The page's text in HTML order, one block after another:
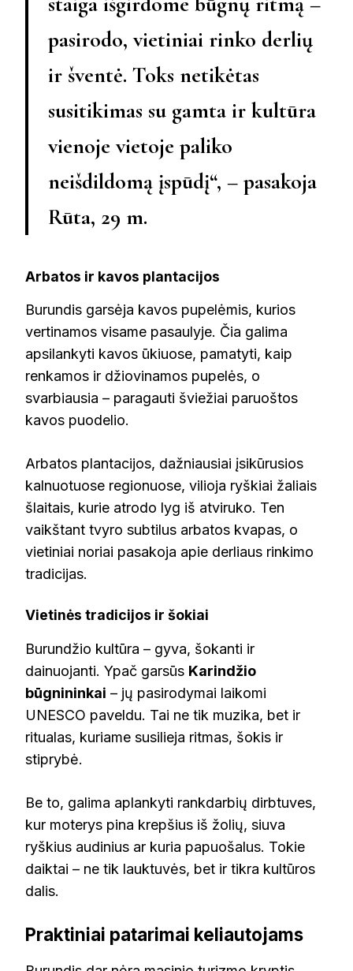
pasirodo, vietiniai rinko derlių
ir šventė. Toks netikėtas
susitikimas su gamta ir kultūra
vienoje vietoje paliko
neišdildomą įspūdį“, – pasakoja
Rūta, 29 m.
Arbatos ir kavos plantacijos
Burundis garsėja kavos pupelėmis, kurios
vertinamos visame pasaulyje. Čia galima
apsilankyti kavos ūkiuose, pamatyti, kaip
renkamos ir džiovinamos pupelės, o
svarbiausia – paragauti šviežiai paruoštos
kavos puodelio.
Arbatos plantacijos, dažniausiai įsikūrusios
kalnuotuose regionuose, vilioja ryškiai žaliais
šlaitais, kurie atrodo lyg iš atviruko. Ten
vaikštant tvyro subtilus arbatos kvapas, o
vietiniai noriai pasakoja apie derliaus rinkimo
tradicijas.
Vietinės tradicijos ir šokiai
Burundžio kultūra – gyva, šokanti ir
dainuojanti. Ypač garsūs Karindžio
būgnininkai – jų pasirodymai laikomi
UNESCO paveldu. Tai ne tik muzika, bet ir
ritualas, kuriame susilieja ritmas, šokis ir
stiprybė.
Be to, galima aplankyti rankdarbių dirbtuves,
kur moterys pina krepšius iš žolių, siuva
ryškius audinius ar kuria papuošalus. Tokie
daiktai – ne tik lauktuvės, bet ir tikra kultūros
dalis.
Praktiniai patarimai keliautojams